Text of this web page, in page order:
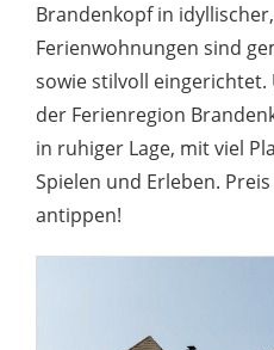
Brandenkopf in
Ferienwohnungen sind
sowie stilvoll
der Ferienregion
in ruhiger Lage, mit viel
Spielen und Erleben.
antippen!